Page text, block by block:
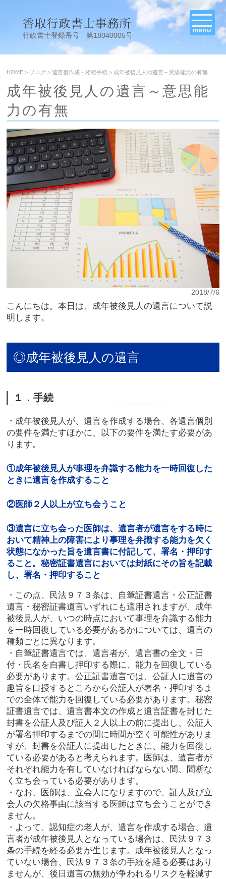
行政書士登録番号 第18040005号
menu
HOME > ブログ >遺言書作成・相続手続 > 成年被後見人の遺言～意思能力の有無
成年被後見人の遺言～意思能
力の有無
2018/7/6
こんにちは。本日は、成年被後見人の遺言について説
明します。
◎成年被後見人の遺言
１．手続
・成年被後見人が、遺言を作成する場合、各遺言個別
の要件を満たすほかに、以下の要件を満たす必要があ
ります。
①成年被後見人が事理を弁識する能力を一時回復した
ときに遺言を作成すること
②医師２人以上が立ち会うこと
③遺言に立ち会った医師は、遺言者が遺言をする時に
おいて精神上の障害により事理を弁識する能力を欠く
状態になかった旨を遺言書に付記して、署名・押印す
ること。秘密証書遺言においては封紙にその旨を記載
し、署名・押印すること
・この点、民法９７３条は、自筆証書遺言・公正証書
遺言・秘密証書遺言いずれにも適用されますが、成年
被後見人が、いつの時点において事理を弁識する能力
を一時回復している必要があるかについては、遺言の
種類ごとに異なります。
・自筆証書遺言では、遺言者が、遺言書の全文・日
付・氏名を自書し押印する際に、能力を回復している
必要があります。公正証書遺言では、公証人に遺言の
趣旨を口授するところから公証人が署名・押印するま
での全体で能力を回復している必要があります。秘密
証書遺言では、遺言書本文の作成と遺言証書を封じた
封書を公証人及び証人２人以上の前に提出し、公証人
が署名押印するまでの間に時間が空く可能性がありま
すが、封書を公証人に提出したときに、能力を回復し
ている必要があると考えられます。医師は、遺言者が
それぞれ能力を有していなければならない間、間断な
く立ち会っている必要があります。
・なお、医師は、立会人になりますので、証人及び立
会人の欠格事由に該当する医師は立ち会うことができ
ません。
・よって、認知症の老人が、遺言を作成する場合、遺
言者が成年被後見人となっている場合は、民法９７３
条の手続を経る必要が生じます。成年被後見人となっ
ていない場合、民法９７３条の手続を経る必要はあり
ませんが、後日遺言の無効が争われるリスクを軽減す